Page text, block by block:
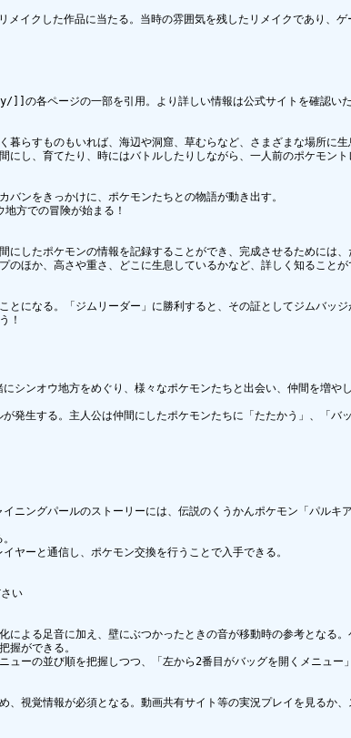
イクした作品に当たる。当時の雰囲気を残したリメイクであり、
ページの一部を引用。より詳しい情報は公式サイトを確認いた
らすものもいれば、海辺や洞窟、草むらなど、さまざまな場所
し、育てたり、時にはバトルしたりしながら、一人前のポケモント
ンをきっかけに、ポケモンたちとの物語が動き出す。
方での冒険が始まる！
したポケモンの情報を記録することができ、完成させるために
ほか、高さや重さ、どこに生息しているかなど、詳しく知ること
になる。「ジムリーダー」に勝利すると、その証としてジムバ
！
シンオウ地方をめぐり、様々なポケモンたちと出会い、仲間を増
生する。主人公は仲間にしたポケモンたちに「たたかう」、
ングパールのストーリーには、伝説のくうかんポケモン「パルキ
ヤーと通信し、ポケモン交換を行うことで入手できる。
い
よる足音に加え、壁にぶつかったときの音が移動時の参考となる
握ができる。
ーの並び順を把握しつつ、「左から2番目がバッグを開くメニュー
視覚情報が必須となる。動画共有サイト等の実況プレイを見るか